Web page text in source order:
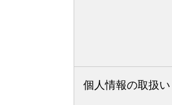
個人情報の取扱い